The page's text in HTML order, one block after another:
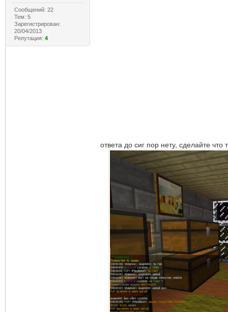
Сообщений: 22
Тем: 5
Зарегистрирован:
20/04/2013
Репутация: 4
ответа до сиг пор нету, сделайте что